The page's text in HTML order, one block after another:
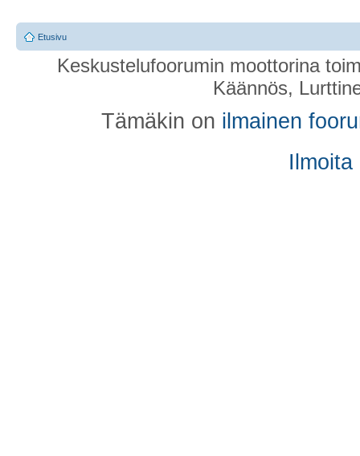
Etusivu
Keskustelufoorumin moottorina
Käännös,
Tämäkin on ilmainen